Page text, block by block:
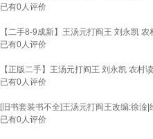
已有0人评价
【二手8-9成新】王汤元打阎王 刘永凯 农
已有0人评价
【正版二手】王汤元打阎王 刘永凯 农村
已有0人评价
[旧书套装书不全]王汤元打阎王改编:徐淦
已有0人评价